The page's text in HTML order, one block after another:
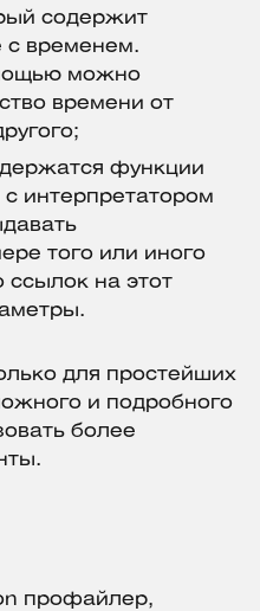
содержит
с временем.
можно
времени от
функции
интерпретатором
того или иного
ссылок на этот
для простейших
и подробного
более
профайлер,